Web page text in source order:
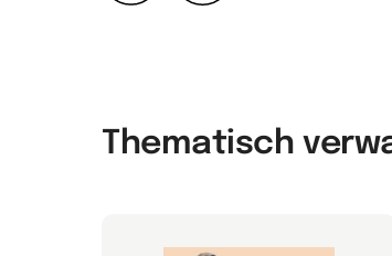
Thematisch